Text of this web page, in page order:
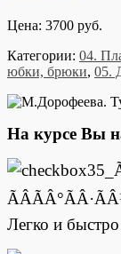
Цена: 3700 руб.
Категории: 04.
юбки, брюки, 05.
На курсе Вы
Легко и